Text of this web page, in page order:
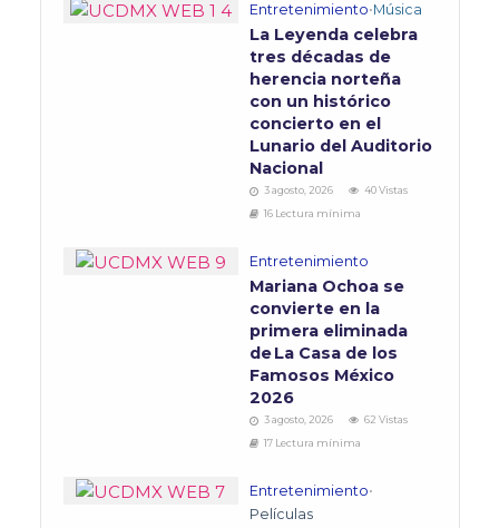
Entretenimiento•Música
La Leyenda celebra
tres décadas de
herencia norteña
con un histórico
concierto en el
Lunario del Auditorio
Nacional
3 agosto, 2026
40 Vistas
16 Lectura mínima
Entretenimiento
Mariana Ochoa se
convierte en la
primera eliminada
de La Casa de los
Famosos México
2026
3 agosto, 2026
62 Vistas
17 Lectura mínima
Entretenimiento•
Películas